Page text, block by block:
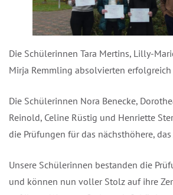
Die Schülerinnen Tara Mertins, Lilly-
Mirja Remmling absolvierten
Die Schülerinnen Nora Benecke,
Reinold, Celine Rüstig und Henriette
die Prüfungen für das nächsthöhere,
Unsere Schülerinnen bestanden die
und können nun voller Stolz auf ihre